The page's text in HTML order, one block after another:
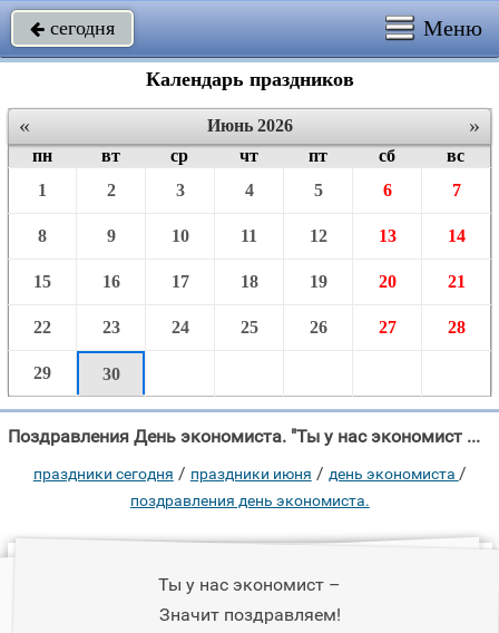
 сегодня Меню
Календарь праздников
« »
Июнь 2026
пн
вт ср чт пт сб
вс
1
2 3 4 5 6 7
8 9 10 11 12 13 14
15 16 17 18 19 20 21
22 23 24 25 26 27 28
29 30
Поздравления День экономиста. "Ты у нас экономист – Значит поздравляем!"
праздники сегодня / праздники июня / день экономиста /
поздравления день экономиста.
Ты у нас экономист –
Значит поздравляем!